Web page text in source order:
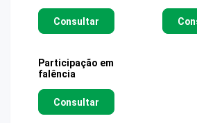
Consultar
Participação em
falência
Consultar